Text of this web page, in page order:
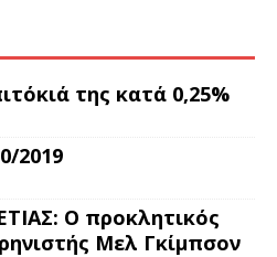
της κατά 0,25%
2019
Ο προκλητικός
Μελ Γκίμπσον